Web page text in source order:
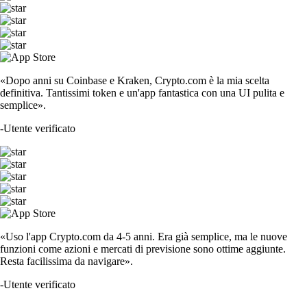
«Dopo anni su Coinbase e Kraken, Crypto.com è la mia scelta
definitiva. Tantissimi token e un'app fantastica con una UI pulita e
semplice».
-Utente verificato
«Uso l'app Crypto.com da 4-5 anni. Era già semplice, ma le nuove
funzioni come azioni e mercati di previsione sono ottime aggiunte.
Resta facilissima da navigare».
-Utente verificato